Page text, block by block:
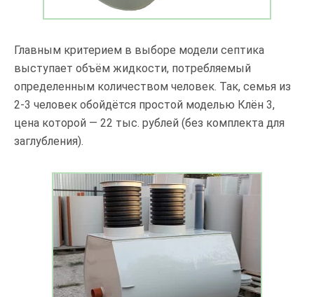
Главным критерием в выборе модели септика
выступает объём жидкости, потребляемый
определенным количеством человек. Так, семья из
2-3 человек обойдётся простой моделью Клён 3,
цена которой — 22 тыс. рублей (без комплекта для
заглубления).